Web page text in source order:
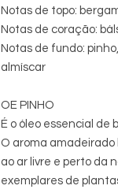
Notas de topo:
Notas de coração:
Notas de fundo:
almíscar
OE PINHO
É o óleo essencial de
O aroma
ao ar livre e perto da
exemplares de